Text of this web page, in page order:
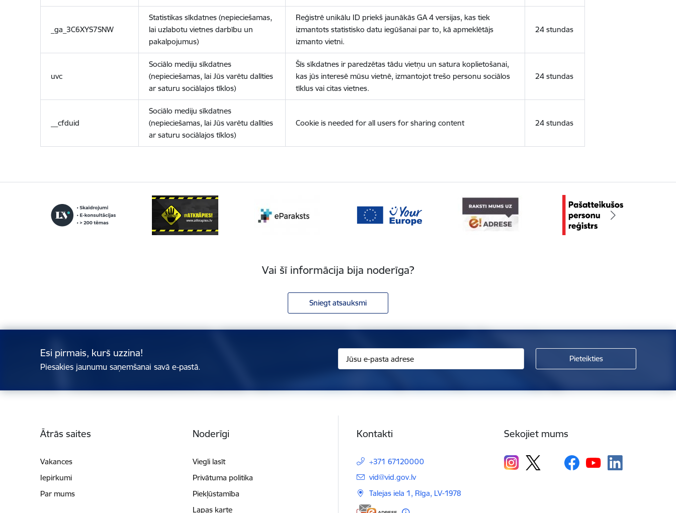
_ga_3C6XYS7SNW
Statistikas sīkdatnes (nepieciešamas,
lai uzlabotu vietnes darbību un
pakalpojumus)
Reģistrē unikālu ID priekš jaunākās GA 4 versijas, kas tiek
izmantots statistisko datu iegūšanai par to, kā apmeklētājs
izmanto vietni.
24 stundas
uvc
Sociālo mediju sīkdatnes
(nepieciešamas, lai Jūs varētu dalīties
ar saturu sociālajos tīklos)
Šīs sīkdatnes ir paredzētas tādu vietņu un satura koplietošanai,
kas jūs interesē mūsu vietnē, izmantojot trešo personu sociālos
tīklus vai citas vietnes.
24 stundas
__cfduid
Sociālo mediju sīkdatnes
(nepieciešamas, lai Jūs varētu dalīties
ar saturu sociālajos tīklos)
Cookie is needed for all users for sharing content 24 stundas
Vai šī informācija bija noderīga?
Sniegt atsauksmi
Esi pirmais, kurš uzzina!
Piesakies jaunumu saņemšanai savā e-pastā.
Ātrās saites
Vakances
Iepirkumi
Par mums
Noderīgi
Viegli lasīt
Privātuma politika
Piekļūstamība
Lapas karte
Kontakti
+371 67120000
E-pasts:
vid@vid.gov.lv
Talejas iela 1, Rīga, LV-1978
Sekojiet mums